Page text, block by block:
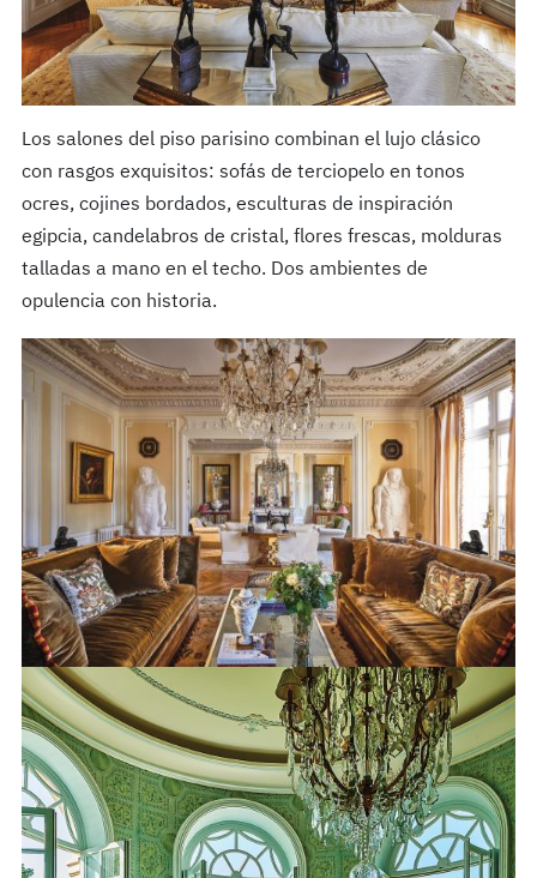
Los salones del piso parisino combinan el lujo clásico
con rasgos exquisitos: sofás de terciopelo en tonos
ocres, cojines bordados, esculturas de inspiración
egipcia, candelabros de cristal, flores frescas, molduras
talladas a mano en el techo. Dos ambientes de
opulencia con historia.